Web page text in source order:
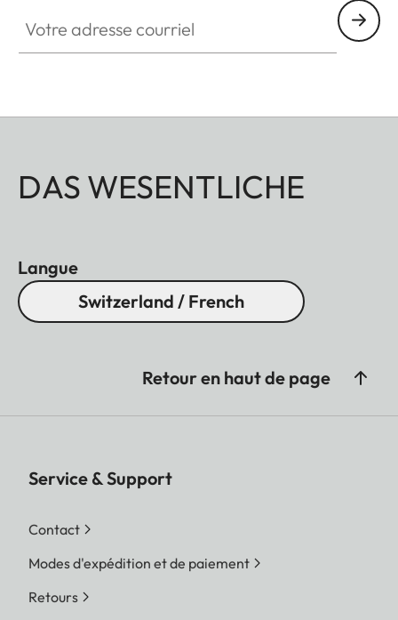
DAS WESENTLICHE
Langue
Switzerland / French
Retour en haut de page
Service & Support
Contact
Modes d'expédition et de paiement
Retours